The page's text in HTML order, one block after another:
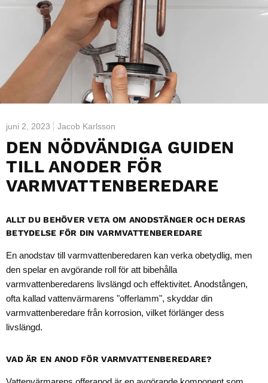
juni 2, 2023 Jacob Karlsson
DEN NÖDVÄNDIGA GUIDEN
TILL ANODER FÖR
VARMVATTENBEREDARE
ALLT DU BEHÖVER VETA OM ANODSTÄNGER OCH DERAS
BETYDELSE FÖR DIN VARMVATTENBEREDARE
En anodstav till varmvattenberedaren kan verka obetydlig, men
den spelar en avgörande roll för att bibehålla
varmvattenberedarens livslängd och effektivitet. Anodstången,
ofta kallad vattenvärmarens "offerlamm", skyddar din
varmvattenberedare från korrosion, vilket förlänger dess
livslängd.
VAD ÄR EN ANOD FÖR VARMVATTENBEREDARE?